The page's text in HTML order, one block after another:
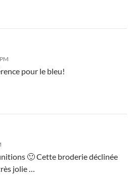
pour le bleu!
🙂 Cette broderie déclinée
jolie …